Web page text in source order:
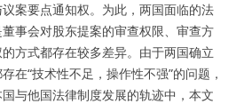
案要点通知权。为此，两国面临的法
事会对股东提案的审查权限、审查方
方式都存在较多差异。由于两国确立
在“技术性不足，操作性不强”的问题，
与他国法律制度发展的轨迹中，本文